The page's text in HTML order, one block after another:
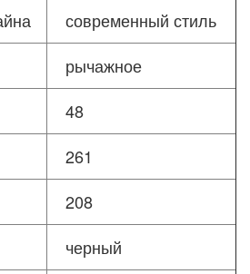
современный стиль
рычажное
48
261
208
черный